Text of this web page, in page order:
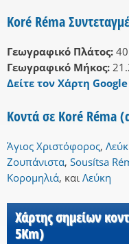
Koré Réma
Γεωγραφικό Πλάτος:
Γεωγραφικό Μήκος:
Δείτε τον Χάρτη
Κοντά σε Koré Réma
Άγιος Χριστόφορος,
Ζουπάνιστα, Sousítsa
Κορομηλιά, και Λεύκη
Χάρτης σημείων
5Km)